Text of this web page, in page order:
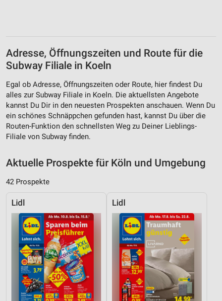
Adresse, Öffnungszeiten und Route für die
Subway Filiale in Koeln
Egal ob Adresse, Öffnungszeiten oder Route, hier findest Du
alles zur Subway Filiale in Koeln. Die aktuellsten Angebote
kannst Du Dir in den neuesten Prospekten anschauen. Wenn Du
ein schönes Schnäppchen gefunden hast, kannst Du über die
Routen-Funktion den schnellsten Weg zu Deiner Lieblings-
Filiale von Subway finden.
Aktuelle Prospekte für Köln und Umgebung
42 Prospekte
Lidl Lidl